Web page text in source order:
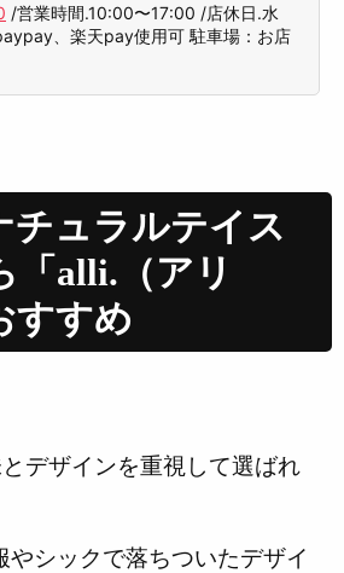
/営業時間.10:00〜17:00 /店休日.水
、楽天pay使用可 駐車場：お店
チュラルテイス
「alli.（アリ
すすめ
デザインを重視して選ばれ
やシックで落ちついたデザイ